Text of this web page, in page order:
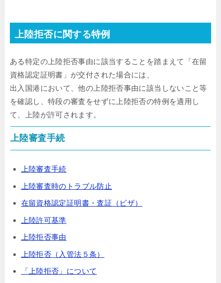
上陸拒否に関する特例
ある特定の上陸拒否事由に該当することを踏まえて「在留
資格認定証明書」が交付された場合には、
出入国港において、他の上陸拒否事由に該当しないこと等
を確認し、特段の審査をせずに上陸拒否の特例を適用し
て、上陸が許可されます。
上陸審査手続
上陸審査手続
上陸審査時のトラブル防止
在留資格認定証明書・査証（ビザ）
上陸許可基準
上陸拒否事由
上陸拒否（入管法５条）
「上陸拒否」について